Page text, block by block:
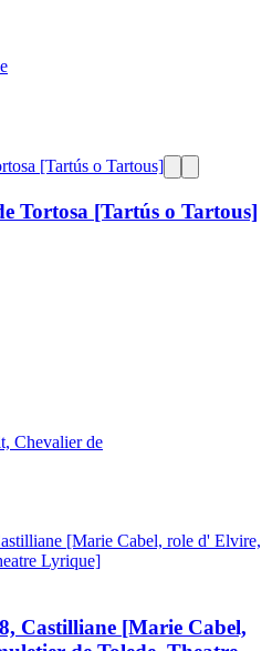
Tortosa [Tartús o Tartous]
Chevalier de
Castilliane [Marie Cabel,